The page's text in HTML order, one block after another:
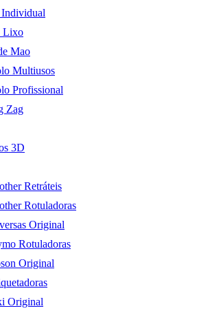
Individual
Lixo
Mao
Multiusos
Profissional
Zag
3D
Retráteis
Rotuladoras
Original
Rotuladoras
Original
Original